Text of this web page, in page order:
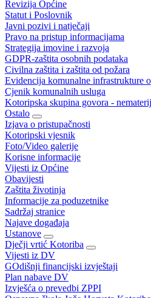
Revizija Općine
Statut i Poslovnik
Javni pozivi i natječaji
Pravo na pristup informacijama
Strategija imovine i razvoja
GDPR-zaštita osobnih podataka
Civilna zaštita i zaštita od požara
Evidencija komunalne infrastrukture
Cjenik komunalnih usluga
Kotoripska skupina govora -
Ostalo
Izjava o pristupačnosti
Kotoripski vjesnik
Foto/Video galerije
Korisne informacije
Vijesti iz Općine
Obavijesti
Zaštita životinja
Informacije za poduzetnike
Sadržaj stranice
Najave događaja
Ustanove
Dječji vrtić Kotoriba
Vijesti iz DV
GOdišnji financijski izvještaji
Plan nabave DV
Izvješća o prevedbi ZPPI